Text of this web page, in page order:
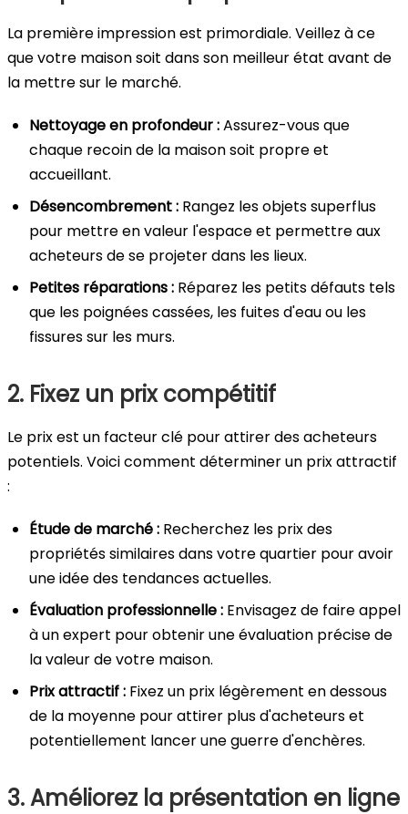
La première impression est primordiale. Veillez à ce
que votre maison soit dans son meilleur état avant de
la mettre sur le marché.
Nettoyage en profondeur :Assurez-vous que
chaque recoin de la maison soit propre et
accueillant.
Désencombrement : Rangez les objets superflus
pour mettre en valeur l'espace et permettre aux
acheteurs de se projeter dans les lieux.
Petites réparations : Réparez les petits défauts tels
que les poignées cassées, les fuites d'eau ou les
fissures sur les murs.
2. Fixez un prix compétitif
Le prix est un facteur clé pour attirer des acheteurs
potentiels. Voici comment déterminer un prix attractif
:
Étude de marché : Recherchez les prix des
propriétés similaires dans votre quartier pour avoir
une idée des tendances actuelles.
Évaluation professionnelle : Envisagez de faire appel
à un expert pour obtenir une évaluation précise de
la valeur de votre maison.
Prix attractif : Fixez un prix légèrement en dessous
de la moyenne pour attirer plus d'acheteurs et
potentiellement lancer une guerre d'enchères.
3. Améliorez la présentation en ligne